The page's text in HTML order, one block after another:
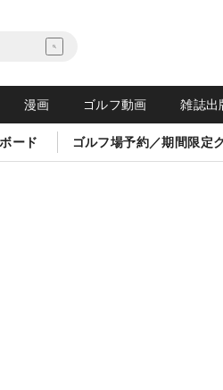
漫画 ゴルフ動画 雑誌出
ード ゴルフ場予約／期間限定